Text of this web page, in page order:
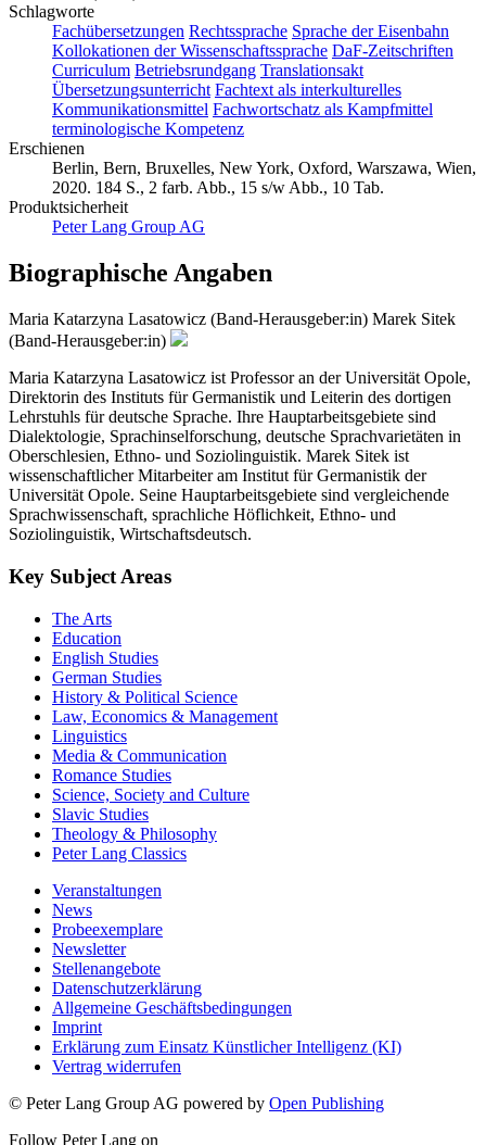
Schlagworte
Fachübersetzungen Rechtssprache Sprache der Eisenbahn
Kollokationen der Wissenschaftssprache DaF-Zeitschriften
Curriculum Betriebsrundgang Translationsakt
Übersetzungsunterricht Fachtext als interkulturelles
Kommunikationsmittel Fachwortschatz als Kampfmittel
terminologische Kompetenz
Erschienen
Berlin, Bern, Bruxelles, New York, Oxford, Warszawa, Wien,
2020. 184 S., 2 farb. Abb., 15 s/w Abb., 10 Tab.
Produktsicherheit
Peter Lang Group AG
Biographische Angaben
Maria Katarzyna Lasatowicz (Band-Herausgeber:in) Marek Sitek
(Band-Herausgeber:in)
Maria Katarzyna Lasatowicz ist Professor an der Universität Opole,
Direktorin des Instituts für Germanistik und Leiterin des dortigen
Lehrstuhls für deutsche Sprache. Ihre Hauptarbeitsgebiete sind
Dialektologie, Sprachinselforschung, deutsche Sprachvarietäten in
Oberschlesien, Ethno- und Soziolinguistik. Marek Sitek ist
wissenschaftlicher Mitarbeiter am Institut für Germanistik der
Universität Opole. Seine Hauptarbeitsgebiete sind vergleichende
Sprachwissenschaft, sprachliche Höflichkeit, Ethno- und
Soziolinguistik, Wirtschaftsdeutsch.
Key Subject Areas
The Arts
Education
English Studies
German Studies
History & Political Science
Law, Economics & Management
Linguistics
Media & Communication
Romance Studies
Science, Society and Culture
Slavic Studies
Theology & Philosophy
Peter Lang Classics
Veranstaltungen
News
Probeexemplare
Newsletter
Stellenangebote
Datenschutzerklärung
Allgemeine Geschäftsbedingungen
Imprint
Erklärung zum Einsatz Künstlicher Intelligenz (KI)
Vertrag widerrufen
© Peter Lang Group AG powered by Open Publishing
Follow Peter Lang on